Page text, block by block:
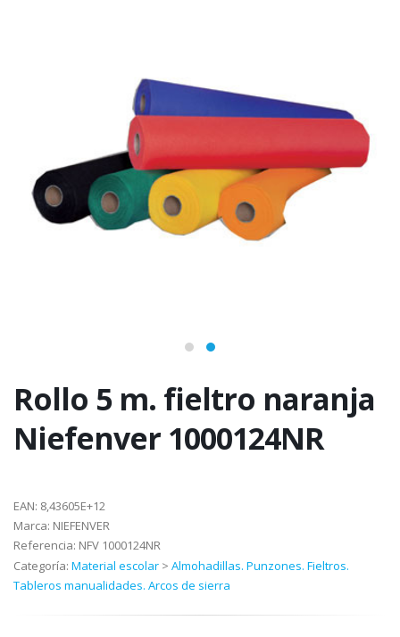
Rollo 5 m. fieltro naranja
Niefenver 1000124NR
EAN: 8,43605E+12
Marca: NIEFENVER
Referencia: NFV 1000124NR
Categoría: Material escolar > Almohadillas. Punzones. Fieltros.
Tableros manualidades. Arcos de sierra